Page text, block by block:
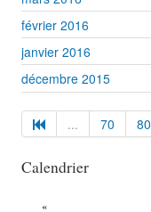
février 2016
janvier 2016
décembre 2015
... 70 80
Calendrier
«